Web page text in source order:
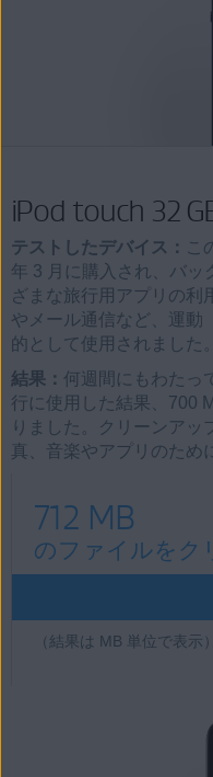
iPod touch 32
テストしたデバイス：
こ
年 3 月に購入され、バッ
ざまな旅行用アプリの利
やメール通信など、運動
的として使用されました。
結果： 何週間にもわたっ
行に使用した結果、700
りました。クリーンアッ
真、音楽やアプリのため
712 MB
のファイルをク
（結果は MB 単位で表示）